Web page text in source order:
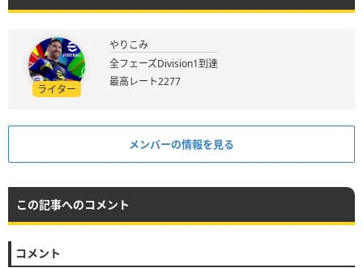
ライター
やりこみ
全フェーズDivision1到達
最高レート2277
メンバーの情報を見る
この記事へのコメント
コメント